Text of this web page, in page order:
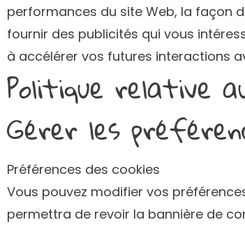
performances du site Web, la façon
fournir des publicités qui vous
à accélérer vos futures interactions
Politique relative
Gérer les
Préférences des cookies
Vous pouvez modifier vos
permettra de revoir la bannière de